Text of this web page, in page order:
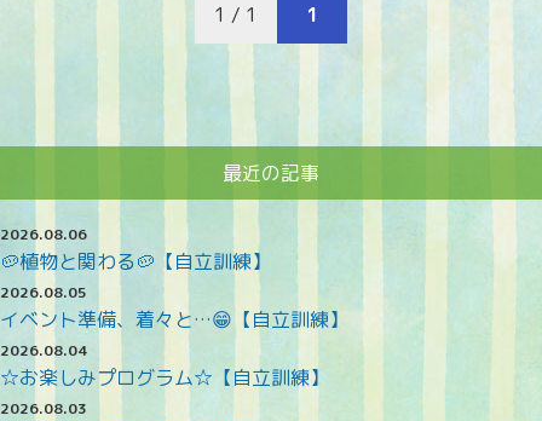
1 / 1 1
最近の記事
2026.08.06
🥔植物と関わる🥔【自立訓練】
2026.08.05
イベント準備、着々と…😁【自立訓練】
2026.08.04
☆お楽しみプログラム☆【自立訓練】
2026.08.03